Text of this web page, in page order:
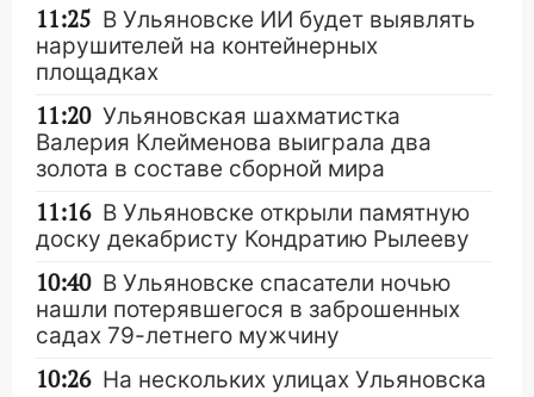
11:25 В Ульяновске ИИ будет выявлять
нарушителей на контейнерных
площадках
11:20 Ульяновская шахматистка
Валерия Клейменова выиграла два
золота в составе сборной мира
11:16 В Ульяновске открыли памятную
доску декабристу Кондратию Рылееву
10:40 В Ульяновске спасатели ночью
нашли потерявшегося в заброшенных
садах 79-летнего мужчину
10:26 На нескольких улицах Ульяновска